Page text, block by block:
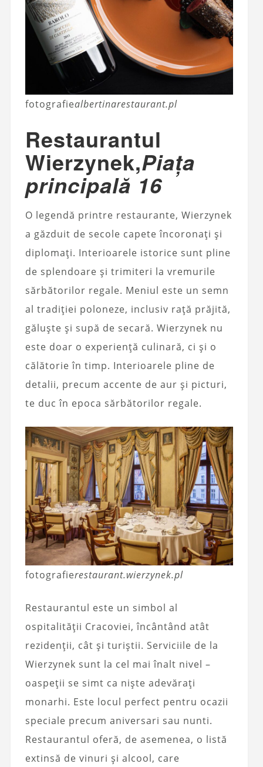
fotografiealbertinarestaurant.pl
Restaurantul
Wierzynek,Piața
principală 16
O legendă printre restaurante, Wierzynek
a găzduit de secole capete încoronați și
diplomați. Interioarele istorice sunt pline
de splendoare și trimiteri la vremurile
sărbătorilor regale. Meniul este un semn
al tradiției poloneze, inclusiv rață prăjită,
găluște și supă de secară. Wierzynek nu
este doar o experiență culinară, ci și o
călătorie în timp. Interioarele pline de
detalii, precum accente de aur și picturi,
te duc în epoca sărbătorilor regale.
fotografierestaurant.wierzynek.pl
Restaurantul este un simbol al
ospitalității Cracoviei, încântând atât
rezidenții, cât și turiștii. Serviciile de la
Wierzynek sunt la cel mai înalt nivel –
oaspeții se simt ca niște adevărați
monarhi. Este locul perfect pentru ocazii
speciale precum aniversari sau nunti.
Restaurantul oferă, de asemenea, o listă
extinsă de vinuri și alcool, care